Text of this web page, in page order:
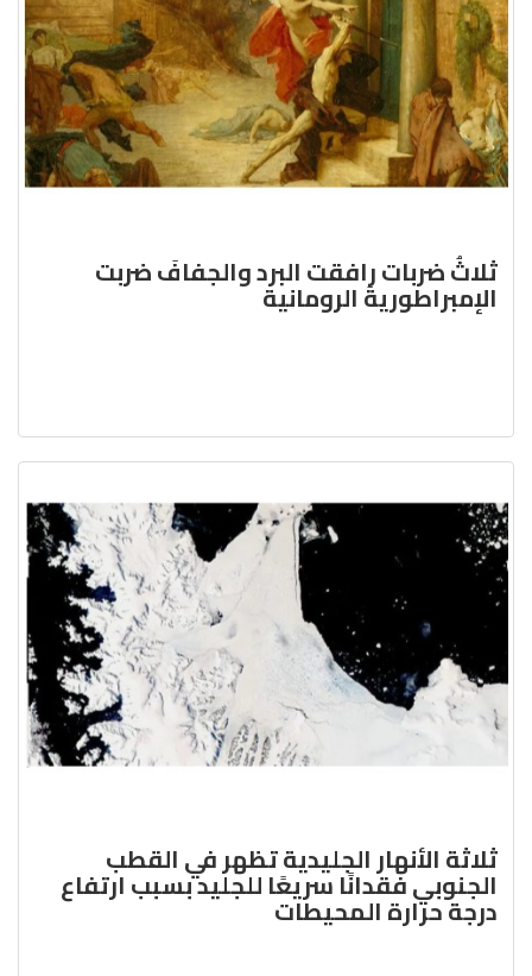
ثلاثُ ضربات رافقت البرد والجفافَ ضربت
الإمبراطوريةَ الرومانية
ثلاثة الأنهار الجليدية تظهر في القطب
الجنوبي فقدانًا سريعًا للجليد بسبب ارتفاع
درجة حرارة المحيطات